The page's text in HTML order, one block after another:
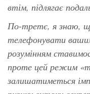
втім, підлягає
По-третє, я знаю,
телефонувати
розумінням
проте цей режим
залишатиметься